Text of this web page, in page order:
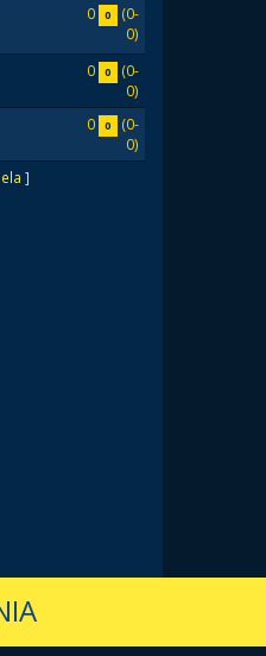
]
0 0
(0-
0)
0 0
(0-
0)
0 0
(0-
0)